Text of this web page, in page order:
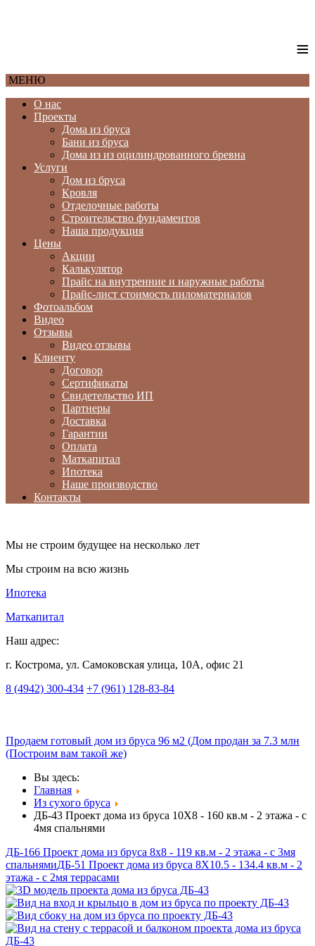
≡
МЕНЮ
О нас
Проекты
Дома из бруса
Бани из бруса
Дома из из оцилиндрованного бревна
Услуги
Дом из бруса
Кровля
Отделочные работы
Строительство фундаментов
Наша продукция
Цены
Акции
Калькулятор
Прайс на внутренние и наружные работы
Прайс-лист стоимость пиломатериалов
Фотоальбом
Видео
Отзывы
Видео отзывы
Клиенту
Договор
Сертификаты
Свидетельство ИП
Партнеры
Доставка
Гарантии
Оплата
Маткапитал
Ипотека
Наше производство
Контакты
Мы не строим будущее на несколько лет
Мы строим на всю жизнь
Ипотека
Маткапитал
Наш адрес:
г. Кострома, ул. Самоковская улица, 10А, офис 21
8 (4942) 300-434 +7 (961) 128-83-84
Продаем готовый дом из бруса 96 м2 (Дом продан за 7.3 млн
(Построим вам такой же)
Вы здесь:
Главная
Из сухого бруса
ДБ-43 Проект дома из бруса 10X8 - 160 кв.м - 2 этажа - с
4мя спальнями
ДБ-166 Проект дома из бруса 8x8 - 119 кв.м - 2 этажа - с 3мя
спальнямиДБ-51 Проект дома из бруса 8X10.5 - 134.4 кв.м - 2
этажа - с 2мя террасами